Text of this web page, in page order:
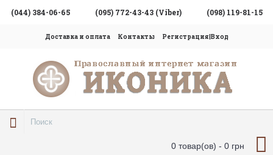
(044) 384-06-65 (095) 772-43-43 (Viber) (098) 119-81-15
Доставка и оплата Контакты Регистрация|Вход
0 товар(ов) - 0 грн